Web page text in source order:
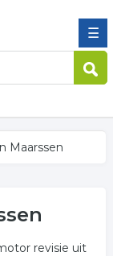
☰
Maarssen
revisie uit